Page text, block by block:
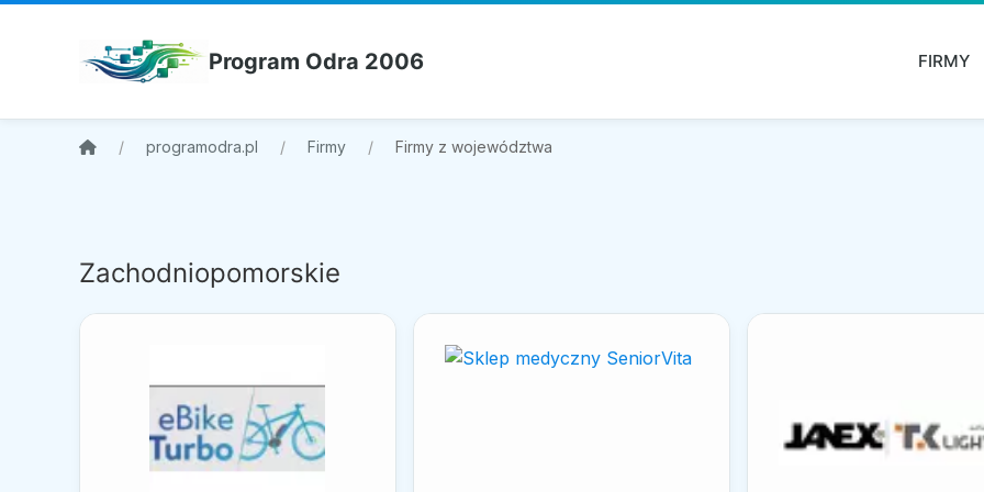
Program Odra 2006 FIRMY
programodra.pl Firmy Firmy z województwa
Zachodniopomorskie